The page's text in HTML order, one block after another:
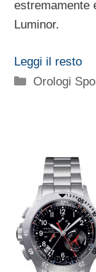
estremamente
Luminor.
Leggi il resto
Categorie
Orologi